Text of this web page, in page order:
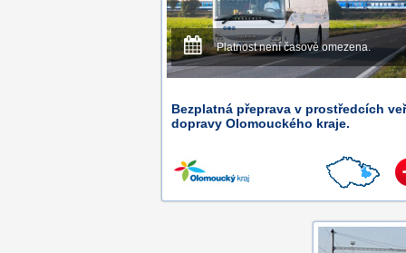
Platnost není časově omezena.
Bezplatná přeprava v prostředcích
dopravy Olomouckého kraje.